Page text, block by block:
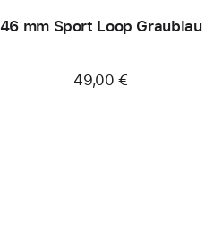
46 mm Sport Loop Graublau
49,00 €